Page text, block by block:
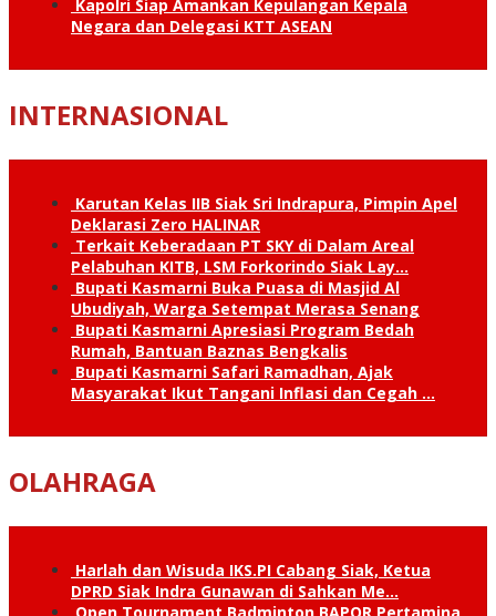
Kapolri Siap Amankan Kepulangan Kepala
Negara dan Delegasi KTT ASEAN
INTERNASIONAL
Karutan Kelas IIB Siak Sri Indrapura, Pimpin Apel
Deklarasi Zero HALINAR
Terkait Keberadaan PT SKY di Dalam Areal
Pelabuhan KITB, LSM Forkorindo Siak Lay…
Bupati Kasmarni Buka Puasa di Masjid Al
Ubudiyah, Warga Setempat Merasa Senang
Bupati Kasmarni Apresiasi Program Bedah
Rumah, Bantuan Baznas Bengkalis
Bupati Kasmarni Safari Ramadhan, Ajak
Masyarakat Ikut Tangani Inflasi dan Cegah …
OLAHRAGA
Harlah dan Wisuda IKS.PI Cabang Siak, Ketua
DPRD Siak Indra Gunawan di Sahkan Me…